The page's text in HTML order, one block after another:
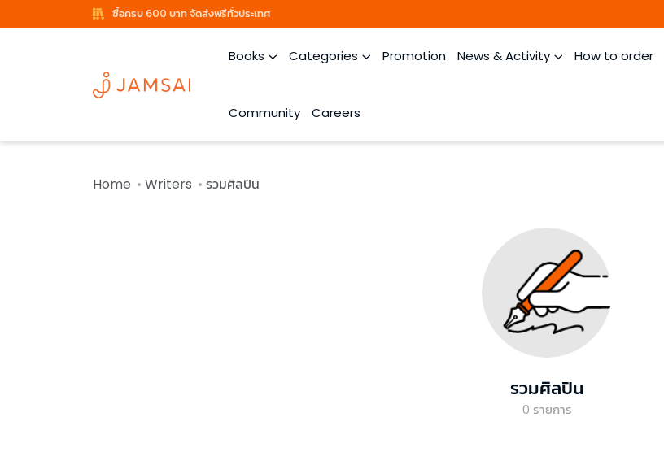
ซื้อครบ 600 บาท จัดส่งฟรีทั่วประเทศ
Books Categories Promotion News & Activity How to order
Community Careers
Home Writers รวมศิลปิน
รวมศิลปิน
0 รายการ